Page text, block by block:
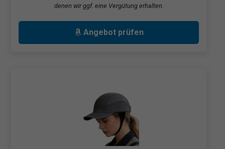
denen wir ggf. eine Vergütung erhalten.
Angebot prüfen